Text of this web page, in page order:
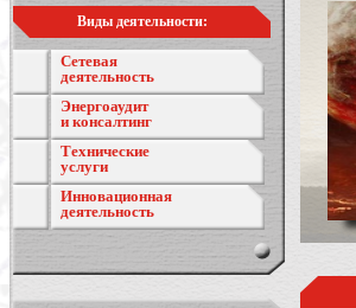
Виды деятельности:
Сетевая
деятельность
Энергоаудит
и консалтинг
Технические
услуги
Инновационная
деятельность